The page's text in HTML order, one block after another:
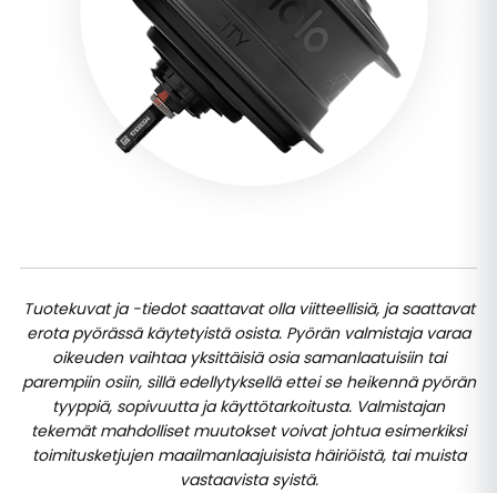
Tuotekuvat ja -tiedot saattavat olla viitteellisiä, ja saattavat
erota pyörässä käytetyistä osista. Pyörän valmistaja varaa
oikeuden vaihtaa yksittäisiä osia samanlaatuisiin tai
parempiin osiin, sillä edellytyksellä ettei se heikennä pyörän
tyyppiä, sopivuutta ja käyttötarkoitusta. Valmistajan
tekemät mahdolliset muutokset voivat johtua esimerkiksi
toimitusketjujen maailmanlaajuisista häiriöistä, tai muista
vastaavista syistä.